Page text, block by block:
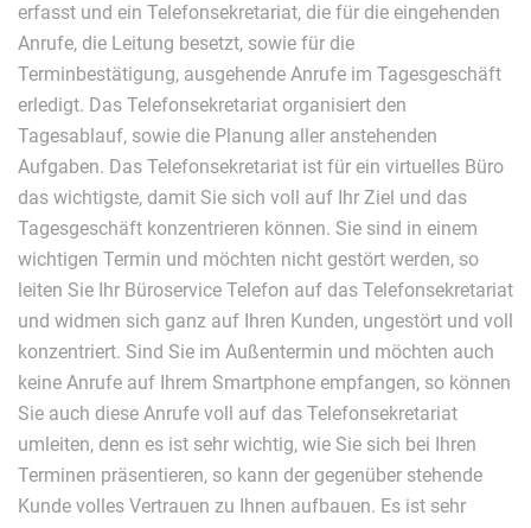
erfasst und ein Telefonsekretariat, die für die eingehenden
Anrufe, die Leitung besetzt, sowie für die
Terminbestätigung, ausgehende Anrufe im Tagesgeschäft
erledigt. Das Telefonsekretariat organisiert den
Tagesablauf, sowie die Planung aller anstehenden
Aufgaben. Das Telefonsekretariat ist für ein virtuelles Büro
das wichtigste, damit Sie sich voll auf Ihr Ziel und das
Tagesgeschäft konzentrieren können. Sie sind in einem
wichtigen Termin und möchten nicht gestört werden, so
leiten Sie Ihr Büroservice Telefon auf das Telefonsekretariat
und widmen sich ganz auf Ihren Kunden, ungestört und voll
konzentriert. Sind Sie im Außentermin und möchten auch
keine Anrufe auf Ihrem Smartphone empfangen, so können
Sie auch diese Anrufe voll auf das Telefonsekretariat
umleiten, denn es ist sehr wichtig, wie Sie sich bei Ihren
Terminen präsentieren, so kann der gegenüber stehende
Kunde volles Vertrauen zu Ihnen aufbauen. Es ist sehr